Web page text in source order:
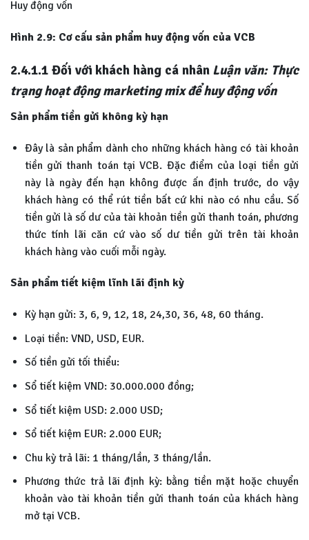
Huy động vốn
Hình 2.9: Cơ cấu sản phẩm huy động vốn của VCB
2.4.1.1 Đối với khách hàng cá nhân Luận văn: Thực
trạng hoạt động marketing mix để huy động vốn
Sản phẩm tiền gửi không kỳ hạn
Đây là sản phẩm dành cho những khách hàng có tài khoản
tiền gửi thanh toán tại VCB. Đặc điểm của loại tiền gửi
này là ngày đến hạn không được ấn định trước, do vậy
khách hàng có thể rút tiền bất cứ khi nào có nhu cầu. Số
tiền gửi là số dư của tài khoản tiền gửi thanh toán, phương
thức tính lãi căn cứ vào số dư tiền gửi trên tài khoản
khách hàng vào cuối mỗi ngày.
Sản phẩm tiết kiệm lĩnh lãi định kỳ
Kỳ hạn gửi: 3, 6, 9, 12, 18, 24,30, 36, 48, 60 tháng.
Loại tiền: VND, USD, EUR.
Số tiền gửi tối thiểu:
Sổ tiết kiệm VND: 30.000.000 đồng;
Sổ tiết kiệm USD: 2.000 USD;
Sổ tiết kiệm EUR: 2.000 EUR;
Chu kỳ trả lãi: 1 tháng/lần, 3 tháng/lần.
Phương thức trả lãi định kỳ: bằng tiền mặt hoặc chuyển
khoản vào tài khoản tiền gửi thanh toán của khách hàng
mở tại VCB.